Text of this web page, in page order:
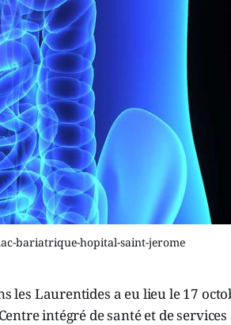
bariatrique-hopital-saint-jerome
les Laurentides a eu lieu le 17
intégré de santé et de services